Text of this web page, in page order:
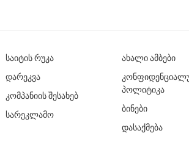
საიტის რუკა
დარეკვა
კომპანიის შესახებ
სარეკლამო
ახალი ამბები
პოლიტიკა
ბინები
დასაქმება